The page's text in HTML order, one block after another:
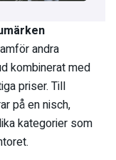
andra
kombinerat med
priser. Till
på en nisch,
kategorier som